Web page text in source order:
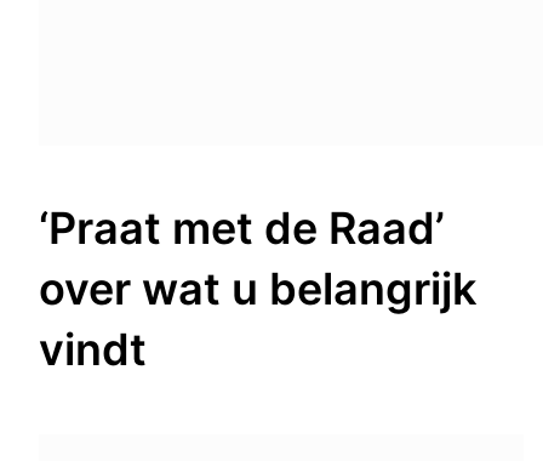
‘Praat met de Raad’
over wat u belangrijk
vindt